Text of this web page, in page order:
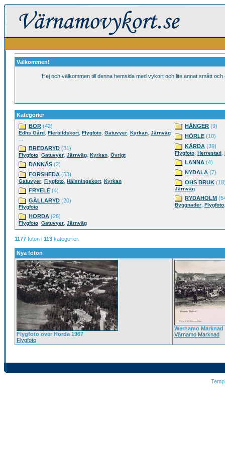
Välkommen!
Hej och välkommen till denna hemsida med vykort och lite annat smått
Kategorier
BOR (42)
Edhs Gård Flerbildskort, Flygfoto Gatuvyer Kyrkan Järnväg
BREDARYD (31)
Flygfoto Gatuvyer Järnväg Kyrkan Övrigt
DANNÄS (2)
FORSHEDA (53)
Gatuvyer Flygfoto Hälsningskort, Kyrkan
FRYELE (4)
GÄLLARYD (20)
Flygfoto
HORDA (26)
Flygfoto Gatuvyer Järnväg
HÅNGER (9)
HÖRLE (10)
KÄRDA (39)
Flygfoto Herrestad
LANNA (4)
NYDALA (7)
OHS BRUK
Järnväg
RYDAHOLM
Byggnader Flygfoto
1177 foton i 113 kategorier.
Nya foton
Flygfoto över Horda 1967
Flygfoto
Wernamo Marknad
Värnamo Marknad